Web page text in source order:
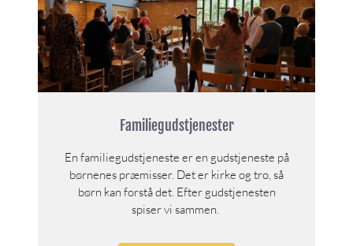
Familiegudstjenester
En familiegudstjeneste er en gudstjeneste på
børnenes præmisser. Det er kirke og tro, så
børn kan forstå det. Efter gudstjenesten
spiser vi sammen.